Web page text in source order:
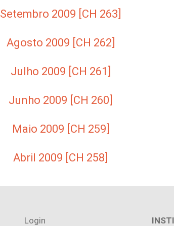
Setembro 2009 [CH 263]
Agosto 2009 [CH 262]
Julho 2009 [CH 261]
Junho 2009 [CH 260]
Maio 2009 [CH 259]
Abril 2009 [CH 258]
Login